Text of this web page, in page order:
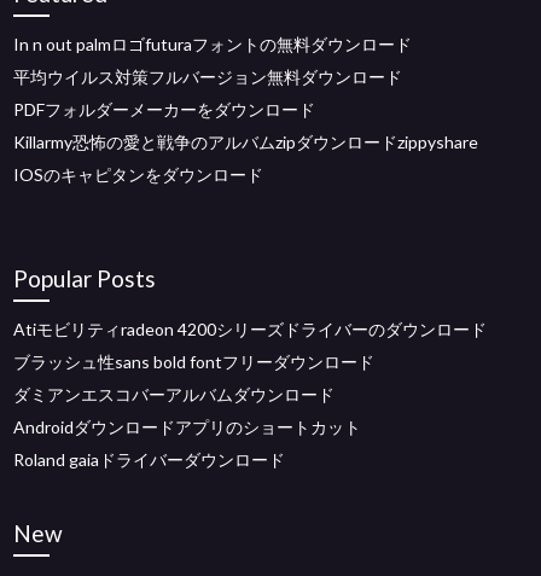
In n out palmロゴfuturaフォントの無料ダウンロード
平均ウイルス対策フルバージョン無料ダウンロード
PDFフォルダーメーカーをダウンロード
Killarmy恐怖の愛と戦争のアルバムzipダウンロードzippyshare
IOSのキャピタンをダウンロード
Popular Posts
Atiモビリティradeon 4200シリーズドライバーのダウンロード
ブラッシュ性sans bold fontフリーダウンロード
ダミアンエスコバーアルバムダウンロード
Androidダウンロードアプリのショートカット
Roland gaiaドライバーダウンロード
New